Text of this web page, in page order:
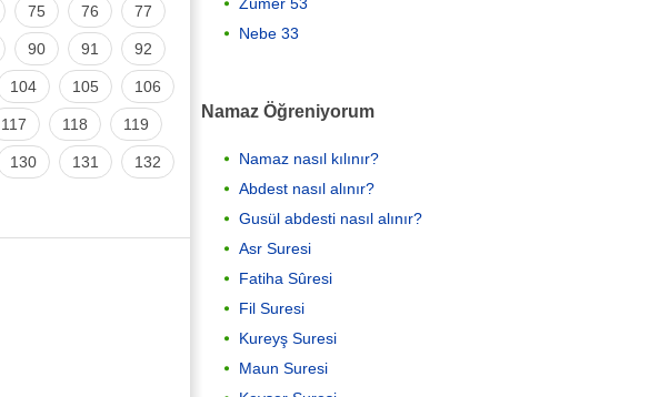
75 76 77
90 91 92
104 105 106
117 118 119
130 131 132
Nebe 33
Namaz Öğreniyorum
Namaz nasıl kılınır?
Abdest nasıl alınır?
Gusül abdesti nasıl alınır?
Asr Suresi
Fatiha Sûresi
Fil Suresi
Kureyş Suresi
Maun Suresi